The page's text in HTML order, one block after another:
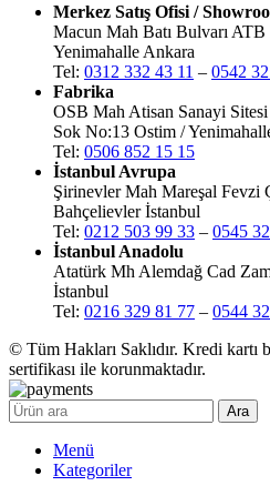
Merkez Satış Ofisi /
Macun Mah Batı Bulvarı
Yenimahalle Ankara
Tel: 0312 332 43 11 – 0542
Fabrika
OSB Mah Atisan Sanayi
Sok No:13 Ostim /
Tel: 0506 852 15 15
İstanbul Avrupa
Şirinevler Mah Mareşal Fevzi
Bahçelievler İstanbul
Tel: 0212 503 99 33 – 0545
İstanbul Anadolu
Atatürk Mh Alemdağ Cad
İstanbul
Tel: 0216 329 81 77 – 0544
© Tüm Hakları Saklıdır. Kredi
sertifikası ile korunmaktadır.
Ara
Menü
Kategoriler